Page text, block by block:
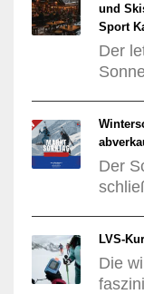
und
Sport
Der
Der
LVS-
Die